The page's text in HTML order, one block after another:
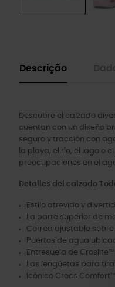
Descrição
Descubre el calzado
cuentan con un diseño
seguro y tracción con
la playa, el río, el lago o
preocupaciones en el
Detalles del calzado
Estilo atrevido y
La parte superior de
Correa ajustable
Puertos de agua
Entresuela de
Las lengüetas para
Icónico Crocs